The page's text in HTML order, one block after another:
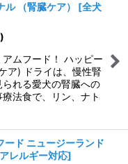
（腎臓ケア） [全犬
ムフード！ ハッピー
ア) ドライは、慢性腎
れる愛犬の腎臓への
法食で、リン、ナト
ード ニュージーランド
レルギー対応]